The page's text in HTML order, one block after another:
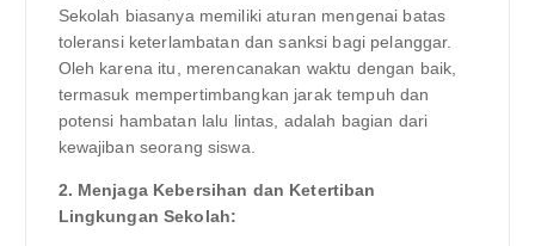
Sekolah biasanya memiliki aturan mengenai batas
toleransi keterlambatan dan sanksi bagi pelanggar.
Oleh karena itu, merencanakan waktu dengan baik,
termasuk mempertimbangkan jarak tempuh dan
potensi hambatan lalu lintas, adalah bagian dari
kewajiban seorang siswa.
2. Menjaga Kebersihan dan Ketertiban
Lingkungan Sekolah: